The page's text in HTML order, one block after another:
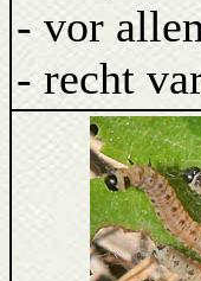
- vor
- recht